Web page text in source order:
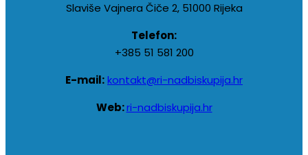
Slaviše Vajnera Čiče 2, 51000 Rijeka
Telefon:
+385 51 581 200
E-mail:kontakt@ri-nadbiskupija.hr
Web:ri-nadbiskupija.hr